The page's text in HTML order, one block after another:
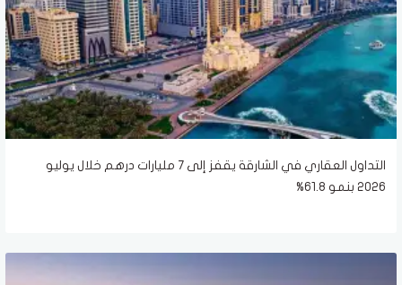
التداول العقاري في الشارقة يقفز إلى 7 مليارات درهم خلال يوليو
2026 بنمو 61.8%